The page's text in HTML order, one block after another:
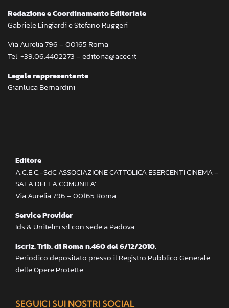
Redazione e Coordinamento Editoriale
Gabriele Lingiardi e Stefano Ruggeri
Via Aurelia 796 – 00165 Roma
Tel: +39.06.4402273 – editoria@acec.it
Legale rappresentante
Gianluca Bernardini
Editore
A.C.E.C.-SdC ASSOCIAZIONE CATTOLICA ESERCENTI CINEMA –
SALA DELLA COMUNITA’
Via Aurelia 796 – 00165 Roma
Service Provider
Ids & Unitelm srl con sede a Padova
Iscriz. Trib. di Roma n.460 del 6/12/2010.
Periodico depositato presso il Registro Pubblico Generale
delle Opere Protette
SEGUICI SUI NOSTRI SOCIAL